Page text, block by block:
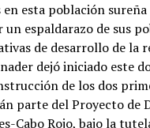
esta población sureña
espaldarazo de sus
de desarrollo de la
dejó iniciado este
de los dos
parte del Proyecto de
Cabo Rojo, bajo la